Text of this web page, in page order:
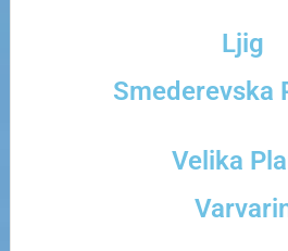
Ljig
Smederevska
Velika